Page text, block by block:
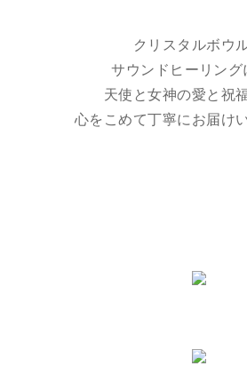
クリスタルボウ
サウンドヒーリング
天使と女神の愛と祝
心をこめて丁寧にお届け